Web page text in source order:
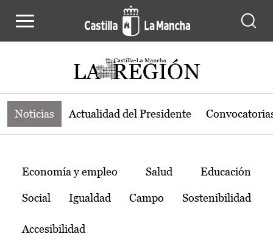
Noticias de la región de Castilla-La
Noticias Actualidad del Presidente
Temas
Economía y empleo Salud Educación
Social Igualdad Campo Sostenibilidad
Accesibilidad